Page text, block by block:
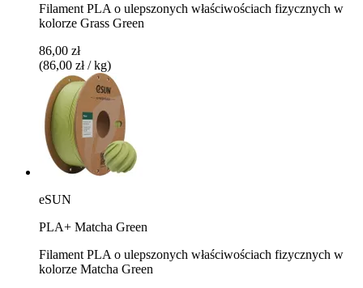
Filament PLA o ulepszonych właściwościach fizycznych w
kolorze Grass Green
86,00 zł
(86,00 zł / kg)
eSUN
PLA+ Matcha Green
Filament PLA o ulepszonych właściwościach fizycznych w
kolorze Matcha Green